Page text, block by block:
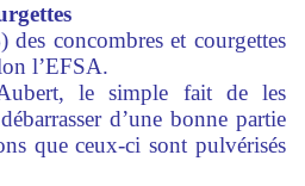
des concombres et courgettes
l’EFSA.
le simple fait de les
d’une bonne partie
que ceux-ci sont pulvérisés